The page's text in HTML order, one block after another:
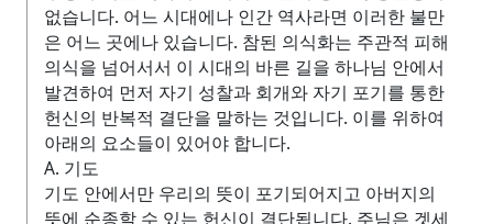
없습니다. 어느 시대에나 인간 역사라면 이러한 불만
은 어느 곳에나 있습니다. 참된 의식화는 주관적 피해
의식을 넘어서서 이 시대의 바른 길을 하나님 안에서
발견하여 먼저 자기 성찰과 회개와 자기 포기를 통한
헌신의 반복적 결단을 말하는 것입니다. 이를 위하여
아래의 요소들이 있어야 합니다.
A. 기도
기도 안에서만 우리의 뜻이 포기되어지고 아버지의
뜻에 순종할 수 있는 헌신이 결단됩니다. 주님은 겟세